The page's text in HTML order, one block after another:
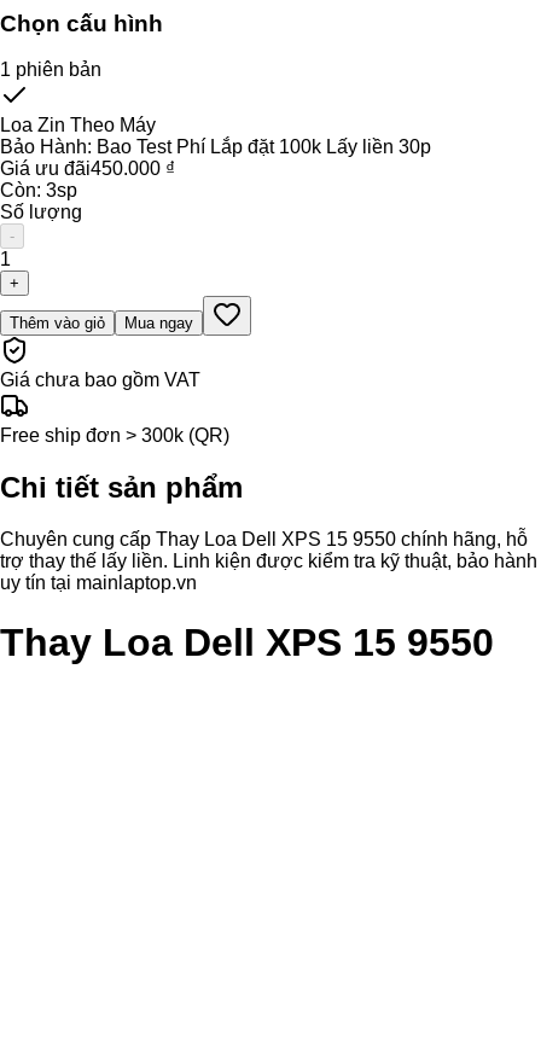
Chọn cấu hình
1 phiên bản
Loa Zin Theo Máy
Bảo Hành: Bao Test Phí Lắp đặt 100k Lấy liền 30p
Giá ưu đãi450.000 ₫
Còn: 3sp
Số lượng
-
1
+
Thêm vào giỏ Mua ngay
Giá chưa bao gồm VAT
Free ship đơn > 300k (QR)
Chi tiết sản phẩm
Chuyên cung cấp Thay Loa Dell XPS 15 9550 chính hãng, hỗ
trợ thay thế lấy liền. Linh kiện được kiểm tra kỹ thuật, bảo hành
uy tín tại mainlaptop.vn
Thay Loa Dell XPS 15 9550